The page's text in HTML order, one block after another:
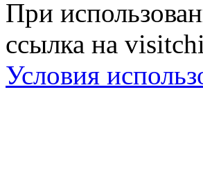
При
ссылка на
Условия